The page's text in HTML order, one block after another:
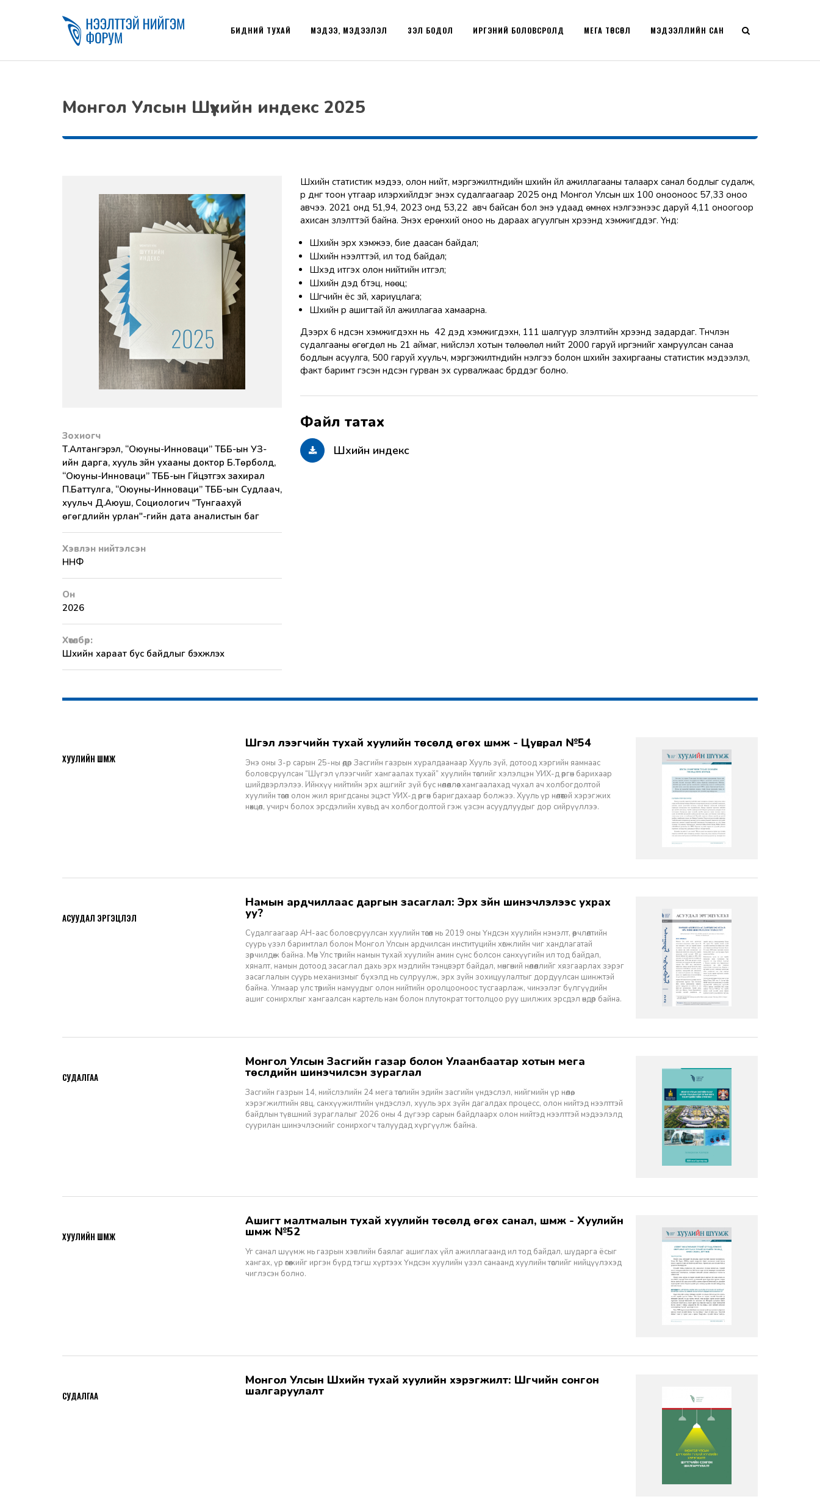
БИДНИЙ ТУХАЙ МЭДЭЭ, МЭДЭЭЛЭЛ ҮЗЭЛ БОДОЛ ИРГЭНИЙ БОЛОВСРОЛД МЭДЭЭЛЛИЙН САН
МЕГА ТӨСӨЛ
Монгол Улсын Шүүхийн индекс 2025
Зохиогч
Т.Алтангэрэл, “Оюуны-Инноваци” ТББ-ын УЗ-
ийн дарга, хууль зүйн ухааны доктор Б.Төрболд,
“Оюуны-Инноваци” ТББ-ын Гүйцэтгэх захирал
П.Баттулга, “Оюуны-Инноваци” ТББ-ын Судлаач,
хуульч Д.Аюуш, Социологич "Тунгаахуй
өгөгдлийн урлан"-гийн дата аналистын баг
Хэвлэн нийтэлсэн
ННФ
Он
2026
Хөтөлбөр:
Шүүхийн хараат бус байдлыг бэхжүүлэх
Шүүхийн статистик мэдээ, олон нийт, мэргэжилтнүүдийн шүүхийн үйл ажиллагааны талаарх санал бодлыг судалж,
үр дүнг тоон утгаар илэрхийлдэг энэхүү судалгаагаар 2025 онд Монгол Улсын шүүх 100 онооноос 57,33 оноо
авчээ. 2021 онд 51,94, 2023 онд 53,22 авч байсан бол энэ удаад өмнөх үнэлгээнээс даруй 4,11 оноогоор
ахисан үзүүлэлттэй байна. Энэхүү ерөнхий оноо нь дараах агуулгын хүрээнд хэмжигддэг. Үүнд:
Шүүхийн эрх хэмжээ, бие даасан байдал;
Шүүхийн нээлттэй, ил тод байдал;
Шүүхэд итгэх олон нийтийн итгэл;
Шүүхийн дэд бүтэц, нөөц;
Шүүгчийн ёс зүй, хариуцлага;
Шүүхийн үр ашигтай үйл ажиллагаа хамаарна.
Дээрх 6 үндсэн хэмжигдэхүүн нь 42 дэд хэмжигдэхүүн, 111 шалгуур үзүүлэлтийн хүрээнд задардаг. Түүнчлэн
судалгааны өгөгдөл нь 21 аймаг, нийслэл хотын төлөөлөл нийт 2000 гаруй иргэнийг хамруулсан санаа
бодлын асуулга, 500 гаруй хуульч, мэргэжилтнүүдийн үнэлгээ болон шүүхийн захиргааны статистик мэдээлэл,
факт баримт гэсэн үндсэн гурван эх сурвалжаас бүрддэг болно.
Шүүхийн индекс
Шүгэл үлээгчийн тухай хуулийн төсөлд өгөх шүүмж - Цуврал №54
Энэ оны 3-р сарын 25-ны өдөр Засгийн газрын хуралдаанаар Хууль зүй, дотоод хэргийн яамнаас
боловсруулсан “Шүгэл үлээгчийг хамгаалах тухай” хуулийн төслийг хэлэлцэн УИХ-д өргөн барихаар
шийдвэрлэлээ. Ийнхүү нийтийн эрх ашгийг зүй бус нөлөөллөөс хамгаалахад чухал ач холбогдолтой
хуулийн төсөл олон жил яригдсаны эцэст УИХ-д өргөн баригдахаар болжээ. Хууль үр нөлөөтэй хэрэгжих
нөхцөл, учирч болох эрсдэлийн хувьд ач холбогдолтой гэж үзсэн асуудлуудыг дор сийрүүллээ.
ХУУЛИЙН ШҮҮМЖ
Намын ардчиллаас даргын засаглал: Эрх зүйн шинэчлэлээс ухрах
уу?
Судалгаагаар АН-аас боловсруулсан хуулийн төсөл нь 2019 оны Үндсэн хуулийн нэмэлт, өөрчлөлтийн
суурь үзэл баримтлал болон Монгол Улсын ардчилсан институцийн хөгжлийн чиг хандлагатай
зөрчилдөж байна. Мөн Улс төрийн намын тухай хуулийн амин сүнс болсон санхүүгийн ил тод байдал,
хяналт, намын дотоод засаглал дахь эрх мэдлийн тэнцвэрт байдал, мөнгөний нөлөөллийг хязгаарлах зэрэг
засаглалын суурь механизмыг бүхэлд нь сулруулж, эрх зүйн зохицуулалтыг дордуулсан шинжтэй
байна. Улмаар улс төрийн намуудыг олон нийтийн оролцооноос тусгаарлаж, чинээлэг бүлгүүдийн
ашиг сонирхлыг хамгаалсан картель нам болон плутократ тогтолцоо руу шилжих эрсдэл өндөр байна.
АСУУДАЛ ЭРГЭЦҮҮЛЭЛ
Монгол Улсын Засгийн газар болон Улаанбаатар хотын мега
төслүүдийн шинэчилсэн зураглал
Засгийн газрын 14, нийслэлийн 24 мега төслийн эдийн засгийн үндэслэл, нийгмийн үр нөлөө,
хэрэгжилтийн явц, санхүүжилтийн үндэслэл, хууль эрх зүйн дагалдах процесс, олон нийтэд нээлттэй
байдлын түвшний зураглалыг 2026 оны 4 дүгээр сарын байдлаарх олон нийтэд нээлттэй мэдээлэлд
суурилан шинэчлэснийг сонирхогч талуудад хүргүүлж байна.
СУДАЛГАА
Ашигт малтмалын тухай хуулийн төсөлд өгөх санал, шүүмж - Хуулийн
шүүмж №52
Уг санал шүүмж нь газрын хэвлийн баялаг ашиглах үйл ажиллагаанд ил тод байдал, шударга ёсыг
хангах, үр өгөөжийг иргэн бүрд тэгш хүртээх Үндсэн хуулийн үзэл санаанд хуулийн төслийг нийцүүлэхэд
чиглэсэн болно.
ХУУЛИЙН ШҮҮМЖ
Монгол Улсын Шүүхийн тухай хуулийн хэрэгжилт: Шүүгчийн сонгон
шалгаруулалт
СУДАЛГАА